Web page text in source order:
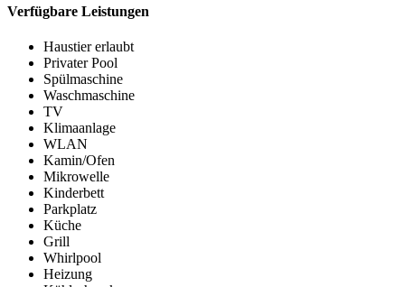
Verfügbare Leistungen
Haustier erlaubt
Privater Pool
Spülmaschine
Waschmaschine
TV
Klimaanlage
WLAN
Kamin/Ofen
Mikrowelle
Kinderbett
Parkplatz
Küche
Grill
Whirlpool
Heizung